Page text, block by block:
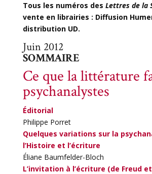
Tous les numéros des Lettres de la
vente en librairies : Diffusion
distribution UD.
Juin 2012
SOMMAIRE
Ce que la littérature
psychanalystes
Éditorial
Philippe Porret
Quelques variations sur la
l’Histoire et l’écriture
Éliane Baumfelder-Bloch
L’invitation à l’écriture (de Freud